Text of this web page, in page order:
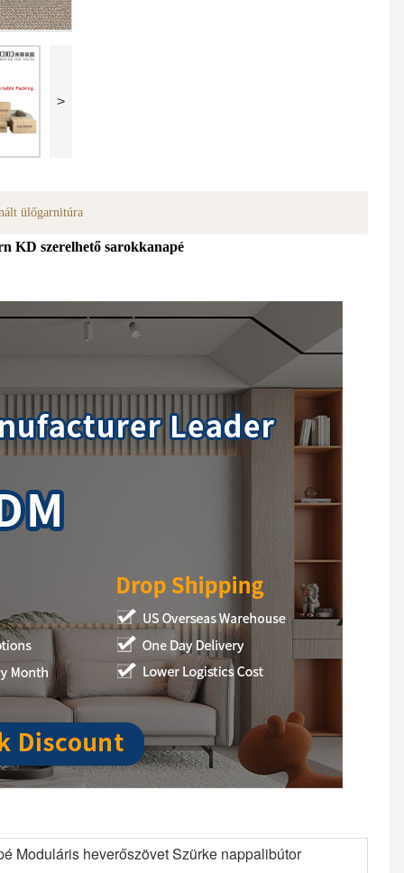
>
ülőgarnitúra
KD szerelhető sarokkanapé
Moduláris heverőszövet Szürke nappalibútor